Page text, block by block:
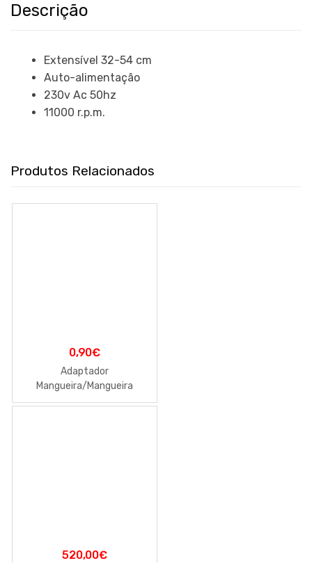
Descrição
Extensível 32-54 cm
Auto-alimentação
230v Ac 50hz
11000 r.p.m.
Produtos Relacionados
0,90€
Adaptador
Mangueira/Mangueira
520,00€